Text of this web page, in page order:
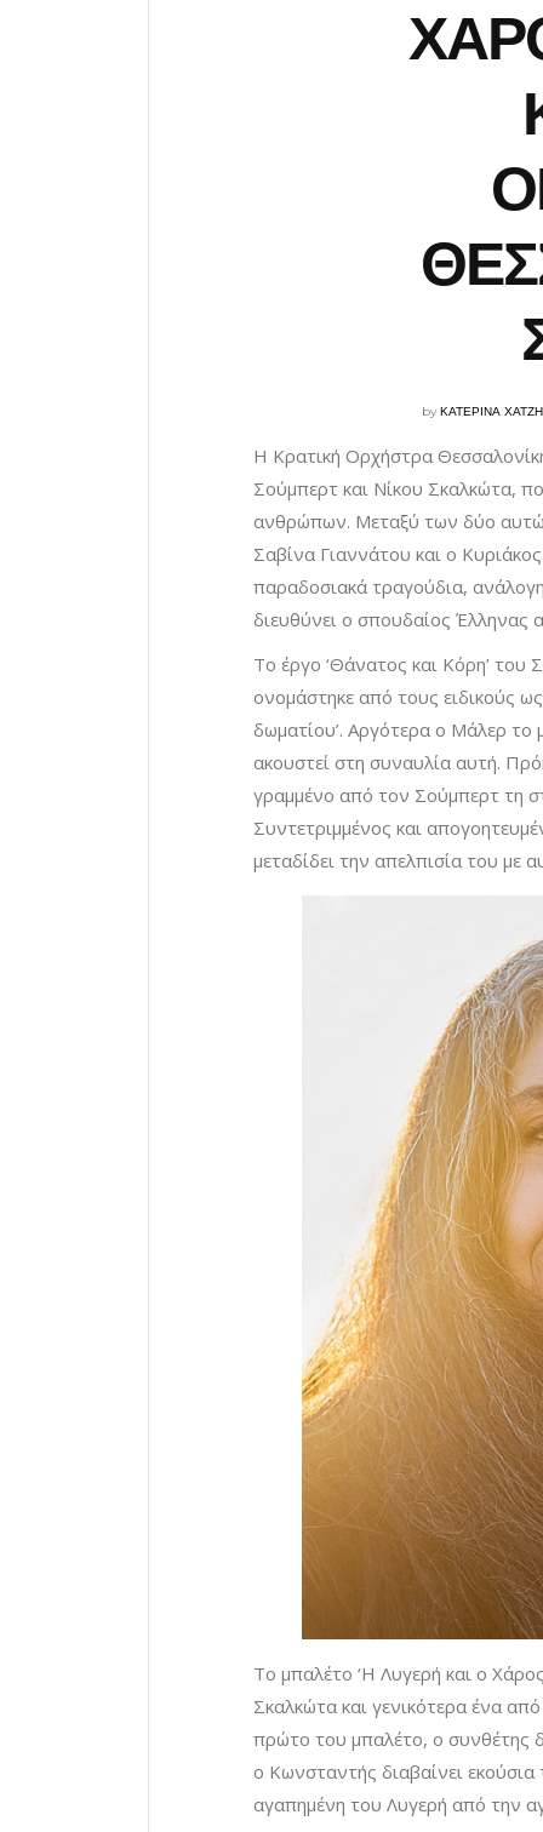
byΚΑΤΕΡΙΝΑ
Η Κρατική Ορχήστρα
Σούμπερτ και Νίκου Σκαλκώτα,
ανθρώπων. Μεταξύ των δύο
Σαβίνα Γιαννάτου και ο
παραδοσιακά τραγούδια,
διευθύνει ο σπουδαίος Έλληνας
Το έργο ‘Θάνατος και Κόρη’ του
ονομάστηκε από τους ειδικούς
δωματίου’. Αργότερα ο Μάλερ
ακουστεί στη συναυλία αυτή.
γραμμένο από τον Σούμπερτ τη
Συντετριμμένος και
μεταδίδει την απελπισία του με
Το μπαλέτο ‘Η Λυγερή και ο
Σκαλκώτα και γενικότερα ένα
πρώτο του μπαλέτο, ο συνθέτης
ο Κωνσταντής διαβαίνει
αγαπημένη του Λυγερή από την